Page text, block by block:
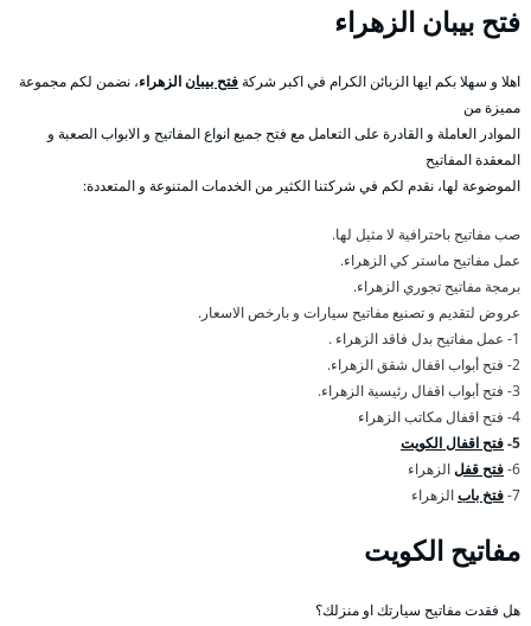
فتح بيبان الزهراء
اهلا و سهلا بكم ايها الزبائن الكرام في اكبر شركةفتح بيبانالزهراء، نضمن لكم مجموعة
مميزة من
الموادر العاملة و القادرة على التعامل مع فتح جميع انواع المفاتيح و الابواب الصعبة و
المعقدة المفاتيح
الموضوعة لها، نقدم لكم في شركتنا الكثير من الخدمات المتنوعة و المتعددة:
صب مفاتيح باحترافية لا مثيل لها.
عمل مفاتيح ماستر كي الزهراء.
برمجة مفاتيح تجوري الزهراء.
عروض لتقديم و تصنيع مفاتيح سيارات و بارخص الاسعار.
1- عمل مفاتيح بدل فاقد الزهراء .
2- فتح أبواب اقفال شقق الزهراء.
3- فتح أبواب اقفال رئيسية الزهراء.
4- فتح اقفال مكاتب الزهراء
5- فتح اقفال الكويت
6- فتح قفلالزهراء
7- فتخ بابالزهراء
مفاتيح الكويت
هل فقدت مفاتيح سيارتك او منزلك؟